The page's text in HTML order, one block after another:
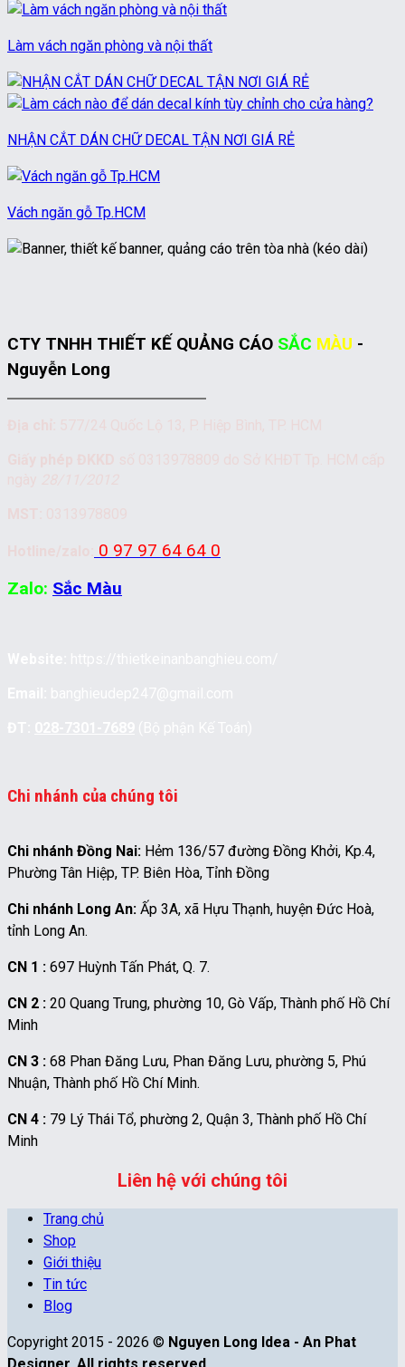
Làm vách ngăn phòng và nội thất
NHẬN CẮT DÁN CHỮ DECAL TẬN NƠI GIÁ RẺ
Vách ngăn gỗ Tp.HCM
CTY TNHH THIẾT KẾ QUẢNG CÁO SẮC MÀU -
Nguyễn Long
0 97 97 64 64 0
Zalo: Sắc Màu
Chi nhánh của chúng tôi
Chi nhánh Đồng Nai: Hẻm 136/57 đường Đồng Khởi, Kp.4,
Phường Tân Hiệp, TP. Biên Hòa, Tỉnh Đồng
Chi nhánh Long An: Ấp 3A, xã Hựu Thạnh, huyện Đức Hoà,
tỉnh Long An.
CN 1 : 697 Huỳnh Tấn Phát, Q. 7.
CN 2 : 20 Quang Trung, phường 10, Gò Vấp, Thành phố Hồ Chí
Minh
CN 3 : 68 Phan Đăng Lưu, Phan Đăng Lưu, phường 5, Phú
Nhuận, Thành phố Hồ Chí Minh.
CN 4 : 79 Lý Thái Tổ, phường 2, Quận 3, Thành phố Hồ Chí
Minh
Liên hệ với chúng tôi
Trang chủ
Shop
Giới thiệu
Tin tức
Blog
Copyright 2015 - 2026 © Nguyen Long Idea - An Phat
Designer. All rights reserved.